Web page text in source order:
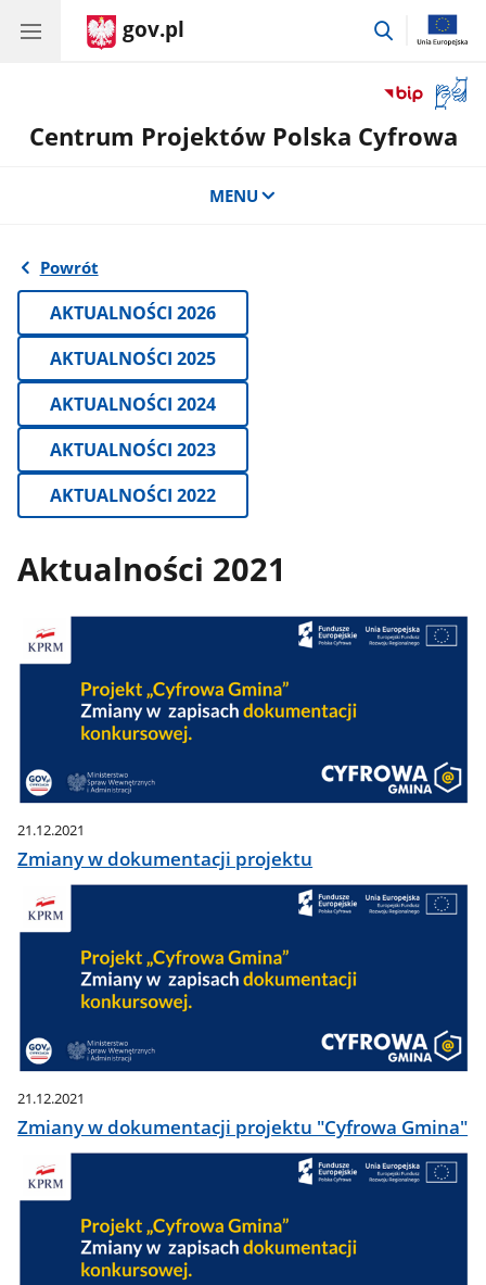
gov.pl
przejdź
okno
z
Centrum Projektów Polska Cyfrowa
MENU
Powrót
AKTUALNOŚCI 2026
AKTUALNOŚCI 2025
AKTUALNOŚCI 2024
AKTUALNOŚCI 2023
AKTUALNOŚCI 2022
Aktualności 2021
21.12.2021
Zmiany w dokumentacji projektu
21.12.2021
Zmiany w dokumentacji projektu "Cyfrowa Gmina"